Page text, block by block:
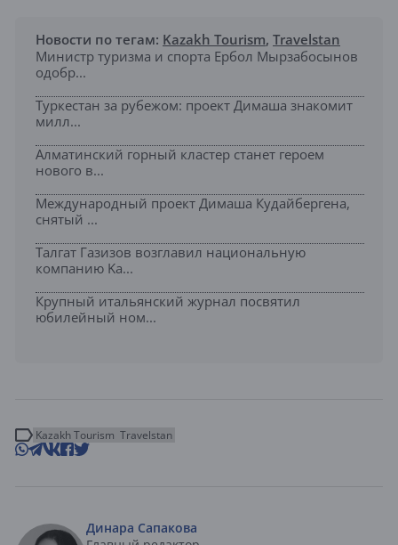
Новости по тегам: Kazakh Tourism, Travelstan
Министр туризма и спорта Ербол Мырзабосынов
одобр...
Туркестан за рубежом: проект Димаша знакомит
милл...
Алматинский горный кластер станет героем
нового в...
Международный проект Димаша Кудайбергена,
снятый ...
Талгат Газизов возглавил национальную
компанию Ka...
Крупный итальянский журнал посвятил
юбилейный ном...
Kazakh Tourism Travelstan
Динара Сапакова